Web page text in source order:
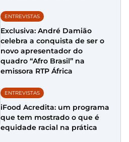
ENTREVISTAS
Exclusiva: André Damião
celebra a conquista de ser o
novo apresentador do
quadro “Afro Brasil” na
emissora RTP África
ENTREVISTAS
iFood Acredita: um programa
que tem mostrado o que é
equidade racial na prática